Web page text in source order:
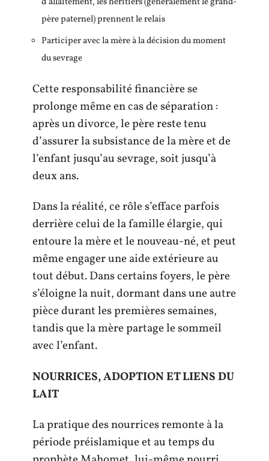
père paternel) prennent le relais
Participer avec la mère à la décision du moment
du sevrage
Cette responsabilité financière se
prolonge même en cas de séparation :
après un divorce, le père reste tenu
d’assurer la subsistance de la mère et de
l’enfant jusqu’au sevrage, soit jusqu’à
deux ans.
Dans la réalité, ce rôle s’efface parfois
derrière celui de la famille élargie, qui
entoure la mère et le nouveau-né, et peut
même engager une aide extérieure au
tout début. Dans certains foyers, le père
s’éloigne la nuit, dormant dans une autre
pièce durant les premières semaines,
tandis que la mère partage le sommeil
avec l’enfant.
NOURRICES, ADOPTION ET LIENS DU
LAIT
La pratique des nourrices remonte à la
période préislamique et au temps du